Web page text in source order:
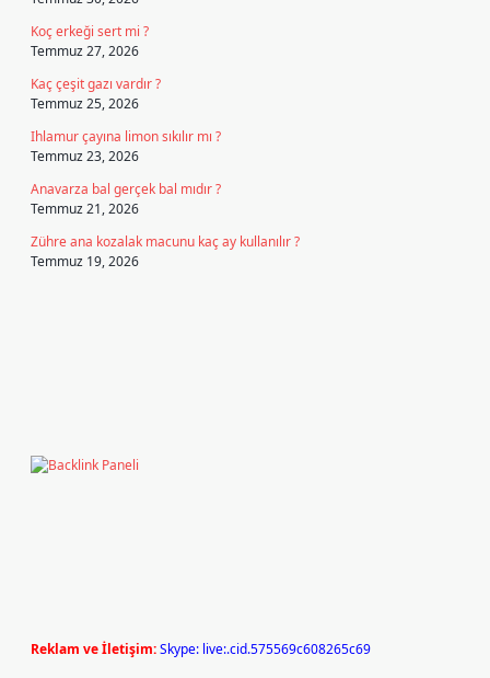
Koç erkeği sert mi ?
Temmuz 27, 2026
Kaç çeşit gazı vardır ?
Temmuz 25, 2026
Ihlamur çayına limon sıkılır mı ?
Temmuz 23, 2026
Anavarza bal gerçek bal mıdır ?
Temmuz 21, 2026
Zühre ana kozalak macunu kaç ay kullanılır ?
Temmuz 19, 2026
Reklam ve İletişim:Skype: live:.cid.575569c608265c69